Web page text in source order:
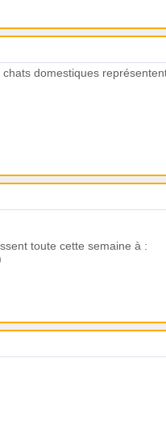
domestiques
toute cette semaine à :